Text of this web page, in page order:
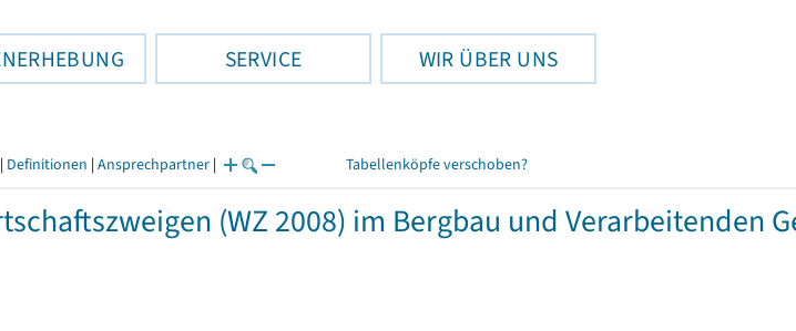
SERVICE WIR ÜBER UNS
| Definitionen | Ansprechpartner | Tabellenköpfe verschoben?
(WZ 2008) im Bergbau und Verarbeitenden